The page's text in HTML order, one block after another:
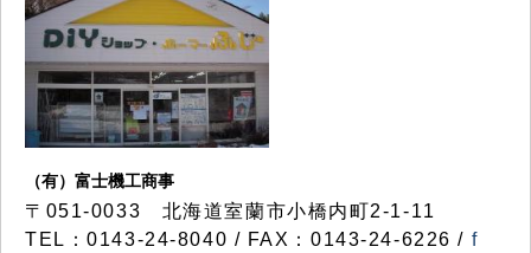
（有）富士機工商事
〒051-0033 北海道室蘭市小橋内町2-1-11
TEL：0143-24-8040 / FAX：0143-24-6226 / f